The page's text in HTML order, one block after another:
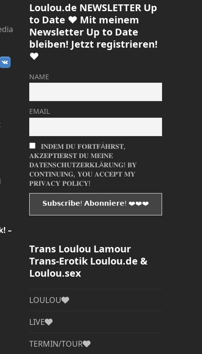
VK
–
Loulou.de NEWSLETTER Up
to Date ❤ Mit meinem
Newsletter Up to Date
bleiben! Jetzt registrieren!
❤
NAME
EMAIL
𝐈𝐍𝐃𝐄𝐌 𝐃𝐔 𝐅𝐎𝐑𝐓𝐅Ä𝐇𝐑𝐒𝐓,
𝐀𝐊𝐙𝐄𝐏𝐓𝐈𝐄𝐑𝐒𝐓 𝐃𝐔 𝐌𝐄𝐈𝐍𝐄
𝐃𝐀𝐓𝐄𝐍𝐒𝐂𝐇𝐔𝐓𝐙𝐄𝐑𝐊𝐋Ä𝐑𝐔𝐍𝐆! 𝐁𝐘
𝐂𝐎𝐍𝐓𝐈𝐍𝐔𝐈𝐍𝐆, 𝐘𝐎𝐔 𝐀𝐂𝐂𝐄𝐏𝐓 𝐌𝐘
𝐏𝐑𝐈𝐕𝐀𝐂𝐘 𝐏𝐎𝐋𝐈𝐂𝐘!
Trans Loulou Lamour
Trans-Erotik Loulou.de &
Loulou.sex
LOULOU
LIVE
TERMIN/TOUR